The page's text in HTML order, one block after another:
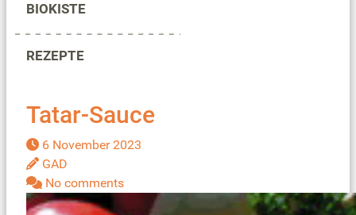
BIOKISTE
REZEPTE
Tatar-Sauce
6 November 2023
GAD
No comments